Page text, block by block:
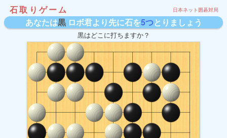
石取りゲーム 日本ネット囲碁対局
あなたは黒ロボ君より先に石を5つとりましょう
黒はどこに打ちますか？